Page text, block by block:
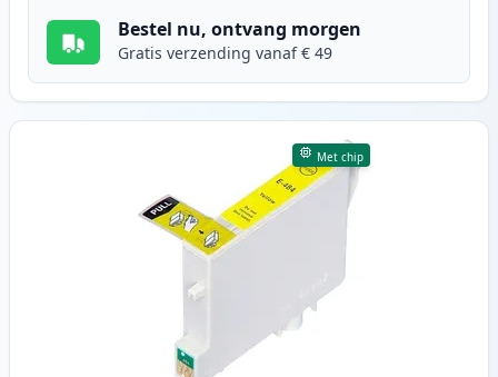
Bestel nu, ontvang morgen
Gratis verzending vanaf € 49
Met chip